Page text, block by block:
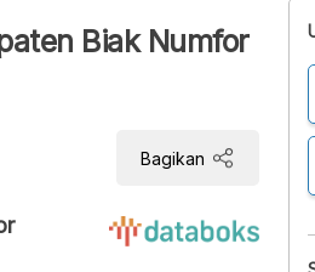
Biak Numfor
Bagikan